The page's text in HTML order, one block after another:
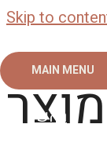
Skip to
MAIN MENU
ראשי
מוצר